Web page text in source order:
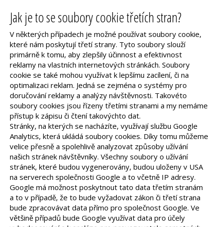
Jak je to se soubory cookie třetích stran?
V některých případech je možné používat soubory cookie,
které nám poskytují třetí strany. Tyto soubory slouží
primárně k tomu, aby zlepšily účinnost a efektivnost
reklamy na vlastních internetových stránkách. Soubory
cookie se také mohou využívat k lepšímu zacílení, či na
optimalizaci reklam. Jedná se zejména o systémy pro
doručování reklamy a analýzy návštěvnosti. Takovéto
soubory cookies jsou řízeny třetími stranami a my nemáme
přístup k zápisu či čtení takovýchto dat.
Stránky, na kterých se nacházíte, využívají službu Google
Analytics, která ukládá soubory cookies. Díky tomu můžeme
velice přesně a spolehlivě analyzovat způsoby užívání
našich stránek návštěvníky. Všechny soubory o užívání
stránek, které budou vygenerovány, budou uloženy v USA
na serverech společnosti Google a to včetně IP adresy.
Google má možnost poskytnout tato data třetím stranám
a to v případě, že to bude vyžadovat zákon či třetí strana
bude zpracovávat data přímo pro společnost Google. Ve
většině případů bude Google využívat data pro účely